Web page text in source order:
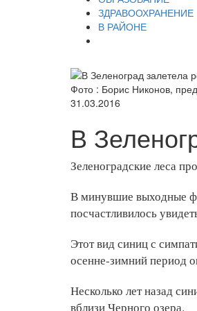
ЗДРАВООХРАНЕНИЕ
В РАЙОНЕ
Фото : Борис Никонов,
31.03.2016
В
Зеленоградские леса
В минувшие выходные
посчастливилось
Этот вид синиц с
осенне-зимний период
Несколько лет назад
вблизи Черного озера.